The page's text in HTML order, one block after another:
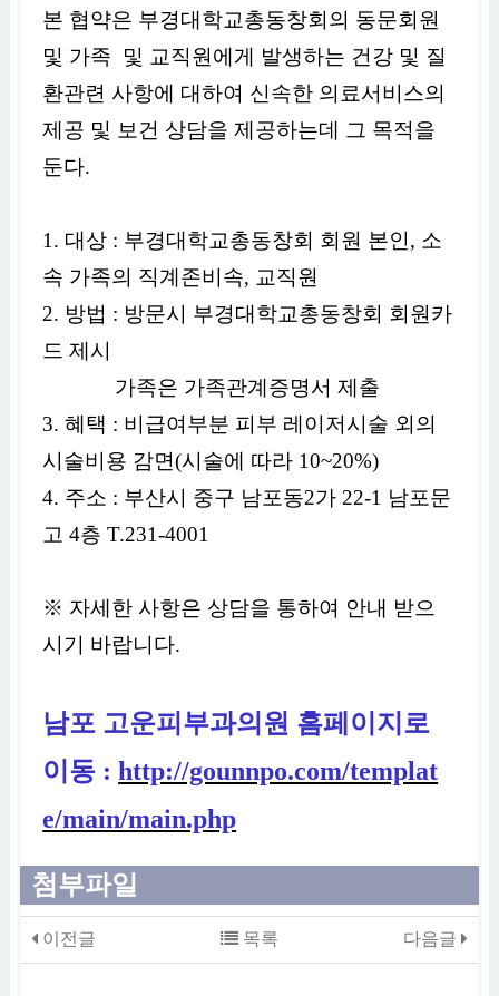
본 협약은 부경대학교총동창회의 동문회원
및 가족 및 교직원에게 발생하는 건강 및 질
환관련 사항에 대하여 신속한 의료서비스의
제공 및 보건 상담을 제공하는데 그 목적을
둔다.
1. 대상 : 부경대학교총동창회 회원 본인, 소
속 가족의 직계존비속, 교직원
2. 방법 : 방문시 부경대학교총동창회 회원카
드 제시
가족은 가족관계증명서 제출
3. 혜택 : 비급여부분 피부 레이저시술 외의
시술비용 감면(시술에 따라 10~20%)
4. 주소 : 부산시 중구 남포동2가 22-1 남포문
고 4층 T.231-4001
※ 자세한 사항은 상담을 통하여 안내 받으
시기 바랍니다.
남포 고운피부과의원 홈페이지로
이동 :http://gounnpo.com/templat
e/main/main.php
첨부파일
이전글 다음글
목록